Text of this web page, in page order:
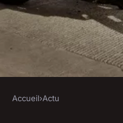
Accueil›Actu